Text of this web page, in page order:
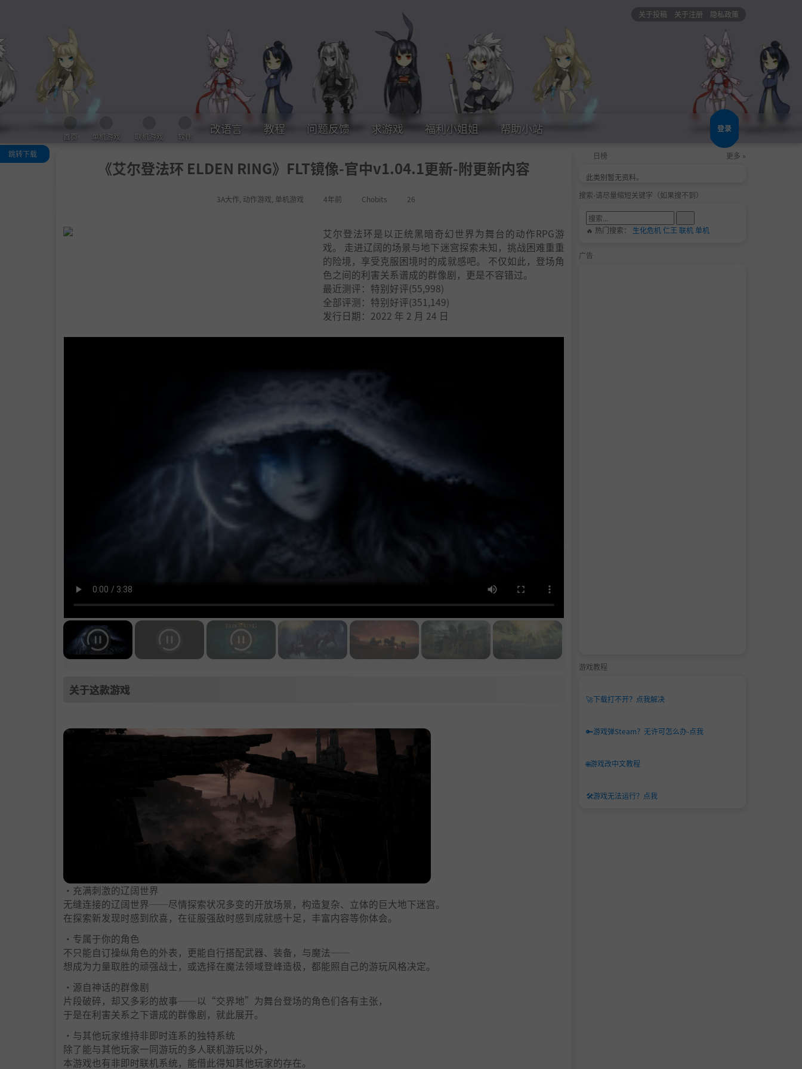
关于投稿 关于注册 隐私政策
首页 单机游戏 联机游戏 软件
改语言 教程 问题反馈 求游戏 福利小姐姐 帮助小站 登录
《艾尔登法环 ELDEN RING》FLT镜像-官中v1.04.1更新-附更新内容
3A大作 动作游戏 单机游戏 4年前 Chobits 26
跳转下载
艾尔登法环是以正统黑暗奇幻世界为舞台的动作RPG游
戏。 走进辽阔的场景与地下迷宫探索未知，挑战困难重重
的险境，享受克服困境时的成就感吧。 不仅如此，登场角
色之间的利害关系谱成的群像剧，更是不容错过。
最近测评：特别好评(55,998)
全部评测：特别好评(351,149)
发行日期：2022 年 2 月 24 日
关于这款游戏
・充满刺激的辽阔世界
无缝连接的辽阔世界──尽情探索状况多变的开放场景，构造复杂、立体的巨大地下迷宫。
在探索新发现时感到欣喜，在征服强敌时感到成就感十足，丰富内容等你体会。
・专属于你的角色
不只能自订操纵角色的外表，更能自行搭配武器、装备，与魔法──
想成为力量取胜的顽强战士，或选择在魔法领域登峰造极，都能照自己的游玩风格决定。
・源自神话的群像剧
片段破碎，却又多彩的故事──以“交界地”为舞台登场的角色们各有主张，
于是在利害关系之下谱成的群像剧，就此展开。
・与其他玩家维持非即时连系的独特系统
除了能与其他玩家一同游玩的多人联机游玩以外，
本游戏也有非即时联机系统，能借此得知其他玩家的存在。
日榜 更多 »
此类别暂无资料。
搜索-请尽量缩短关键字（如果搜不到）
🔥 热门搜索： 生化危机仁王 联机单机
广告
游戏教程
🚀下载打不开？点我解决
🔑游戏弹Steam？无许可怎么办-点我
🌐游戏改中文教程
🛠️游戏无法运行？点我